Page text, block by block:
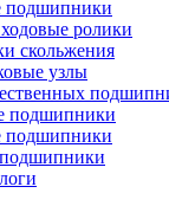
подшипники
ролики
скольжения
узлы
подшипники
подшипники